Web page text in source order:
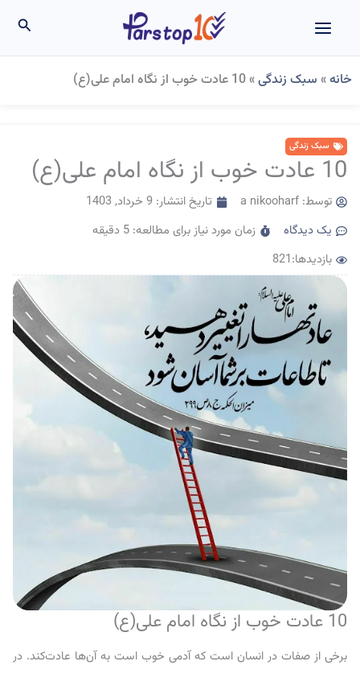
خانه» سبک زندگی»10 عادت خوب از نگاه امام علی(ع)
سبک زندگی
10 عادت خوب از نگاه امام علی(ع)
تاریخ انتشار:
زمان مورد نیاز برای مطالعه: 5 دقیقه
10 عادت خوب از نگاه امام علی(ع)
برخی از صفات در انسان است كه آدمى خوب است به آن‌ها عادت‌کند. در
این مطلب از مجله پارس تاپ10، قصد داریم 10 عادت خوب براساس